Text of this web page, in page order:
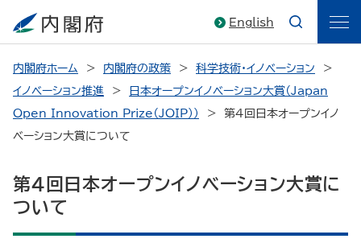
English
内閣府ホーム 内閣府の政策
科学技術・イノベーション
イノベーション推進
日本オープンイノベーション大賞（Japan
Open Innovation Prize（JOIP））
第４回日本オープンイノ
ベーション大賞について
第４回日本オープンイノベーション大賞に
ついて